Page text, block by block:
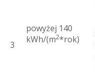
3
powyżej 140
kWh/(m2*rok)